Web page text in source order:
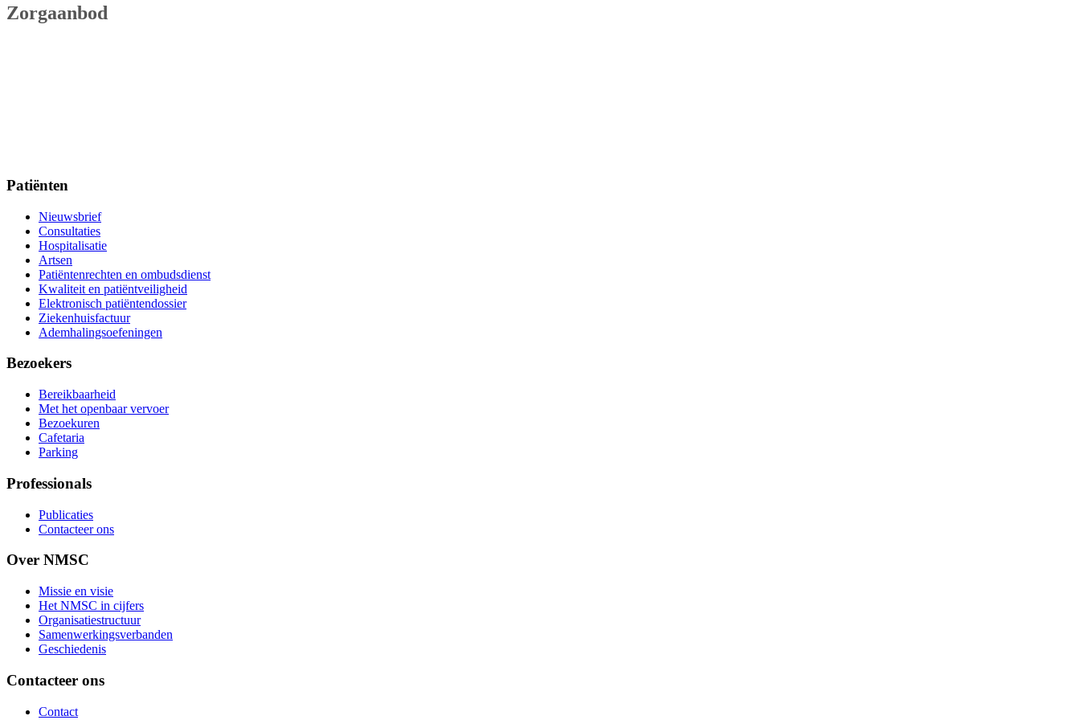
Zorgaanbod
Patiënten
Nieuwsbrief
Consultaties
Hospitalisatie
Artsen
Patiëntenrechten en ombudsdienst
Kwaliteit en patiëntveiligheid
Elektronisch patiëntendossier
Ziekenhuisfactuur
Ademhalingsoefeningen
Bezoekers
Bereikbaarheid
Met het openbaar vervoer
Bezoekuren
Cafetaria
Parking
Professionals
Publicaties
Contacteer ons
Over NMSC
Missie en visie
Het NMSC in cijfers
Organisatiestructuur
Samenwerkingsverbanden
Geschiedenis
Contacteer ons
Contact